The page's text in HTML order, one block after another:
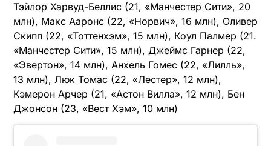
Тэйлор Харвуд-Беллис (21, «Манчестер Сити», 20
млн), Макс Ааронс (22, «Норвич», 16 млн), Оливер
Скипп (22, «Тоттенхэм», 15 млн), Коул Палмер (21.
«Манчестер Сити», 15 млн), Джеймс Гарнер (22,
«Эвертон», 14 млн), Анхель Гомес (22, «Лилль»,
13 млн), Люк Томас (22, «Лестер», 12 млн),
Кэмерон Арчер (21, «Астон Вилла», 12 млн), Бен
Джонсон (23, «Вест Хэм», 10 млн)